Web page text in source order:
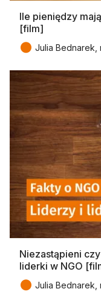
Ile pieniędzy
[film]
● Julia Bednarek,
Niezastąpieni
liderki w NGO
● Julia Bednarek,